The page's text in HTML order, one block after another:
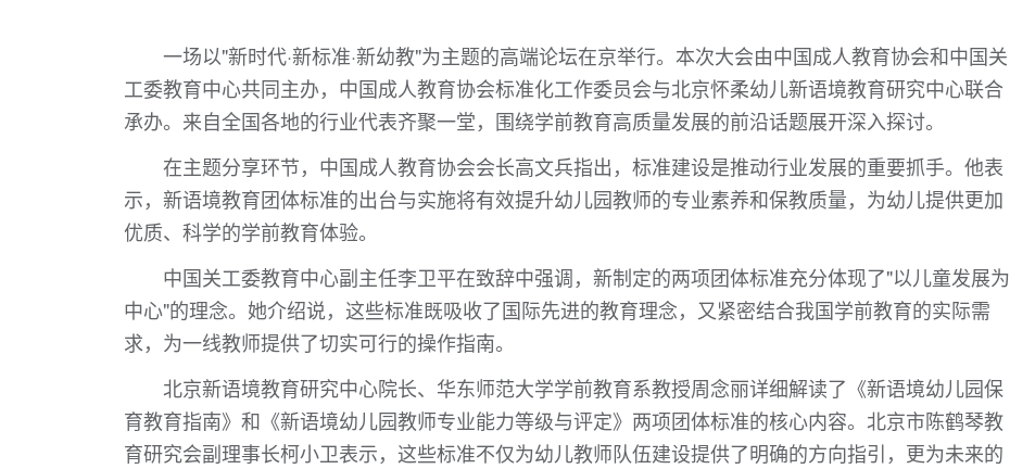
一场以"新时代·新标准·新幼教"为主题的高端论坛在京举行。本次大会由中国成人教育协会和中国关
工委教育中心共同主办，中国成人教育协会标准化工作委员会与北京怀柔幼儿新语境教育研究中心联合
承办。来自全国各地的行业代表齐聚一堂，围绕学前教育高质量发展的前沿话题展开深入探讨。
在主题分享环节，中国成人教育协会会长高文兵指出，标准建设是推动行业发展的重要抓手。他表
示，新语境教育团体标准的出台与实施将有效提升幼儿园教师的专业素养和保教质量，为幼儿提供更加
优质、科学的学前教育体验。
中国关工委教育中心副主任李卫平在致辞中强调，新制定的两项团体标准充分体现了"以儿童发展为
中心"的理念。她介绍说，这些标准既吸收了国际先进的教育理念，又紧密结合我国学前教育的实际需
求，为一线教师提供了切实可行的操作指南。
北京新语境教育研究中心院长、华东师范大学学前教育系教授周念丽详细解读了《新语境幼儿园保
育教育指南》和《新语境幼儿园教师专业能力等级与评定》两项团体标准的核心内容。北京市陈鹤琴教
育研究会副理事长柯小卫表示，这些标准不仅为幼儿教师队伍建设提供了明确的方向指引，更为未来的